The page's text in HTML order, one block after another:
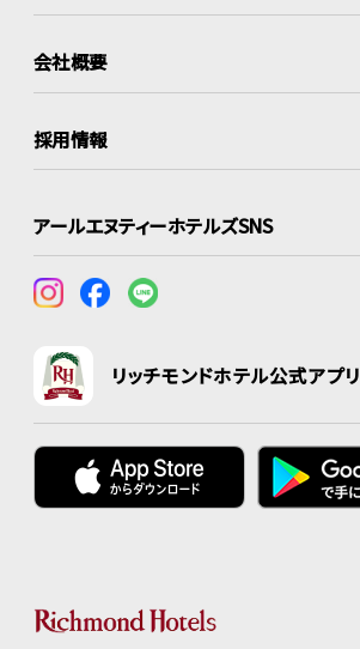
会社概要
採用情報
アールエヌティーホテルズSNS
リッチモンドホテル公式アプリ